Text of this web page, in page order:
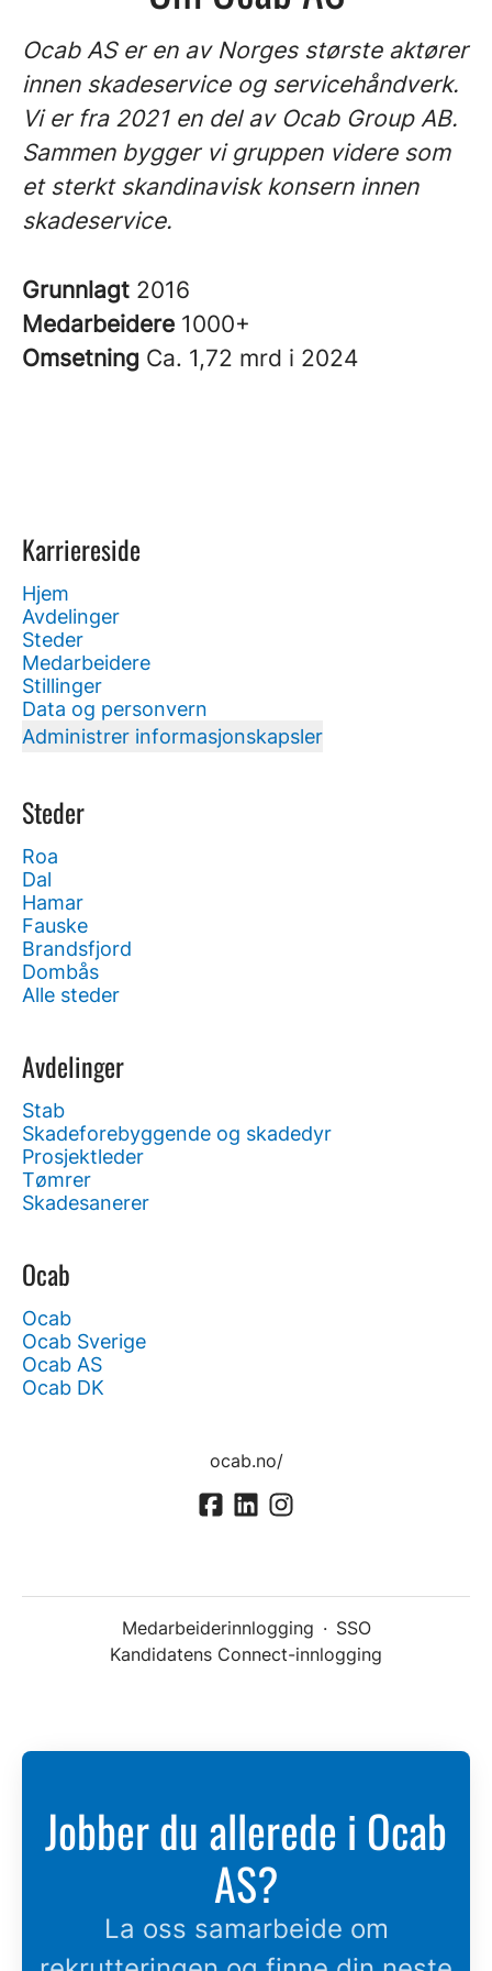
Ocab AS er en av Norges største aktører
innen skadeservice og servicehåndverk.
Vi er fra 2021 en del av Ocab Group AB.
Sammen bygger vi gruppen videre som
et sterkt skandinavisk konsern innen
skadeservice.
Grunnlagt 2016
Medarbeidere 1000+
Omsetning Ca. 1,72 mrd i 2024
Karriereside
Hjem
Avdelinger
Steder
Medarbeidere
Stillinger
Data og personvern
Administrer informasjonskapsler
Steder
Roa
Dal
Hamar
Fauske
Brandsfjord
Dombås
Alle steder
Avdelinger
Stab
Skadeforebyggende og skadedyr
Prosjektleder
Tømrer
Skadesanerer
Ocab
Ocab
Ocab Sverige
Ocab AS
Ocab DK
ocab.no/
Medarbeiderinnlogging · SSO
Kandidatens Connect-innlogging
Jobber du allerede i Ocab
AS?
La oss samarbeide om